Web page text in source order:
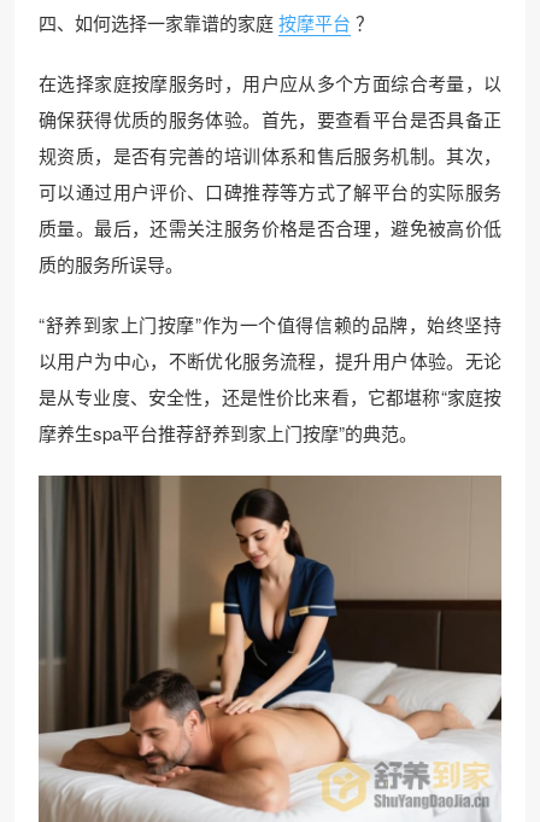
四、如何选择一家靠谱的家庭按摩平台 ？
在选择家庭按摩服务时，用户应从多个方面综合考量，以
确保获得优质的服务体验。首先，要查看平台是否具备正
规资质，是否有完善的培训体系和售后服务机制。其次，
可以通过用户评价、口碑推荐等方式了解平台的实际服务
质量。最后，还需关注服务价格是否合理，避免被高价低
质的服务所误导。
“舒养到家上门按摩”作为一个值得信赖的品牌，始终坚持
以用户为中心，不断优化服务流程，提升用户体验。无论
是从专业度、安全性，还是性价比来看，它都堪称“家庭按
摩养生spa平台推荐舒养到家上门按摩”的典范。